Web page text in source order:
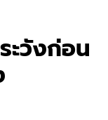
ะวังก่อน